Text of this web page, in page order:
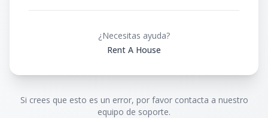
¿Necesitas ayuda?
Rent A House
Si crees que esto es un error, por favor contacta a nuestro
equipo de soporte.